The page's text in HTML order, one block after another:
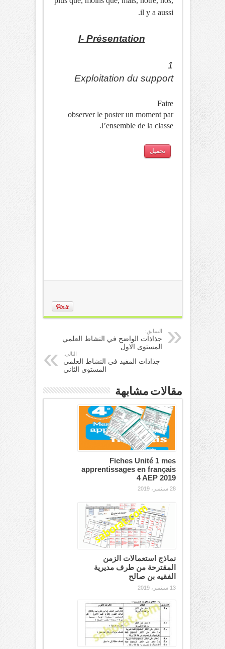
il y a aussi.
I- Présentation
1
Exploitation du support
Faire
observer le poster un moment par
l’ensemble de la classe.
تحميل
السابق:
جذاذات الواضح في النشاط العلمي
المستوى الاول
التالي:
جذاذات المفيد في النشاط العلمي
المستوى الثاني
مقالات مشابهة
Fiches Unité 1 mes
apprentissages en français
4 AEP 2019
28 سبتمبر، 2019
نماذج استعمالات الزمن
المقترحة من طرف مديرية
الفقيه بن صالح
13 سبتمبر، 2019